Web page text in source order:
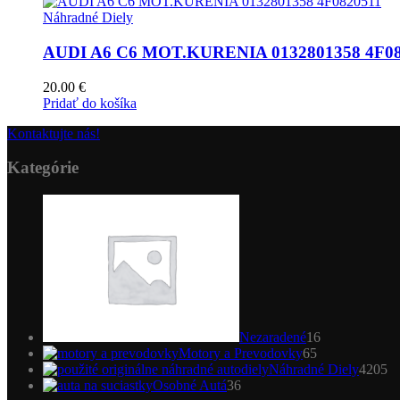
Náhradné Diely
AUDI A6 C6 MOT.KURENIA 0132801358
20.00 €
Pridať do košíka
Kontaktujte nás!
Kategórie
Nezaradené16
Motory a Prevodovky6565
produktov
Náhradné Diely4205
Osobné Autá3636